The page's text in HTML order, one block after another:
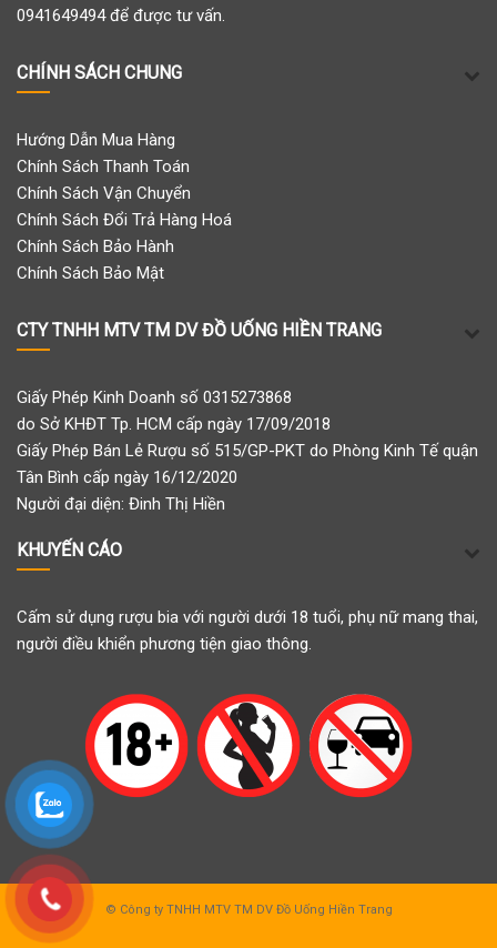
0941649494 để được tư vấn.
CHÍNH SÁCH CHUNG
Hướng Dẫn Mua Hàng
Chính Sách Thanh Toán
Chính Sách Vận Chuyển
Chính Sách Đổi Trả Hàng Hoá
Chính Sách Bảo Hành
Chính Sách Bảo Mật
CTY TNHH MTV TM DV ĐỒ UỐNG HIỀN TRANG
Giấy Phép Kinh Doanh số 0315273868
do Sở KHĐT Tp. HCM cấp ngày 17/09/2018
Giấy Phép Bán Lẻ Rượu số 515/GP-PKT do Phòng Kinh Tế quận
Tân Bình cấp ngày 16/12/2020
Người đại diện: Đinh Thị Hiền
KHUYẾN CÁO
Cấm sử dụng rượu bia với người dưới 18 tuổi, phụ nữ mang thai,
người điều khiển phương tiện giao thông.
© Công ty TNHH MTV TM DV Đồ Uống Hiền Trang